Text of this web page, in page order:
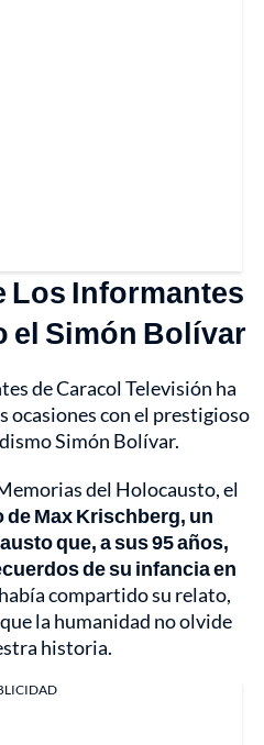
Los Informantes
el Simón Bolívar
de Caracol Televisión ha
ocasiones con el prestigioso
Simón Bolívar.
del Holocausto, el
Max Krischberg, un
que, a sus 95 años,
de su infancia en
compartido su relato,
la humanidad no olvide
historia.